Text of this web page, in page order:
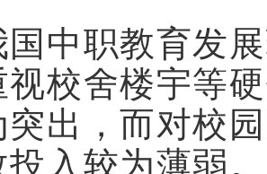
国中职教育发
校舍楼宇等
出，而对校
投入较为薄弱